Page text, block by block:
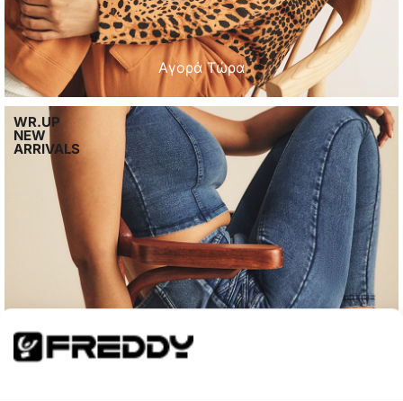
Αγορά Τώρα
WR.UP
NEW
ARRIVALS